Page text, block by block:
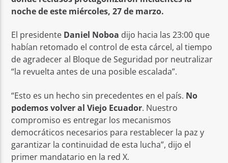
noche de este miércoles, 27 de marzo.
El presidente Daniel Noboa dijo hacia las 23:00 que
habían retomado el control de esta cárcel, al tiempo
de agradecer al Bloque de Seguridad por neutralizar
“la revuelta antes de una posible escalada”.
“Esto es un hecho sin precedentes en el país. No
podemos volver al Viejo Ecuador. Nuestro
compromiso es entregar los mecanismos
democráticos necesarios para restablecer la paz y
garantizar la continuidad de esta lucha”, dijo el
primer mandatario en la red X.